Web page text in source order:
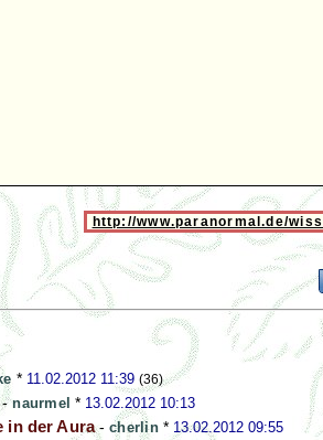
http://www.paranormal.de/
* 11.02.2012 11:39 (36)
naurmel * 13.02.2012 10:13
in der Aura-cherlin* 13.02.2012 09:55